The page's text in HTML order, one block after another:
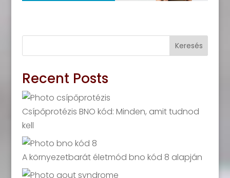
Keresés
Recent Posts
Csípőprotézis BNO kód: Minden, amit tudnod
kell
A környezetbarát életmód bno kód 8 alapján